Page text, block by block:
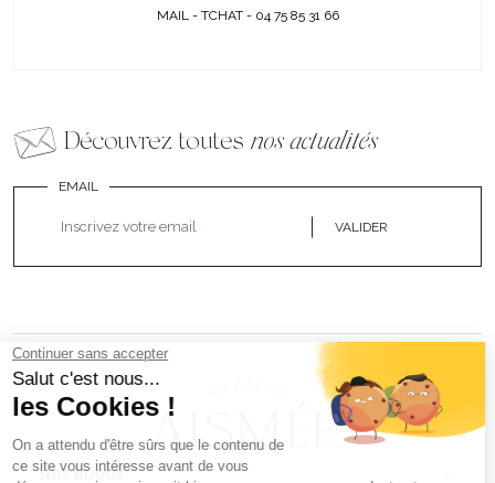
MAIL - TCHAT - 04 75 85 31 66
Découvrez toutes nos actualités
EMAIL
VALIDER
NOS BIJOUX